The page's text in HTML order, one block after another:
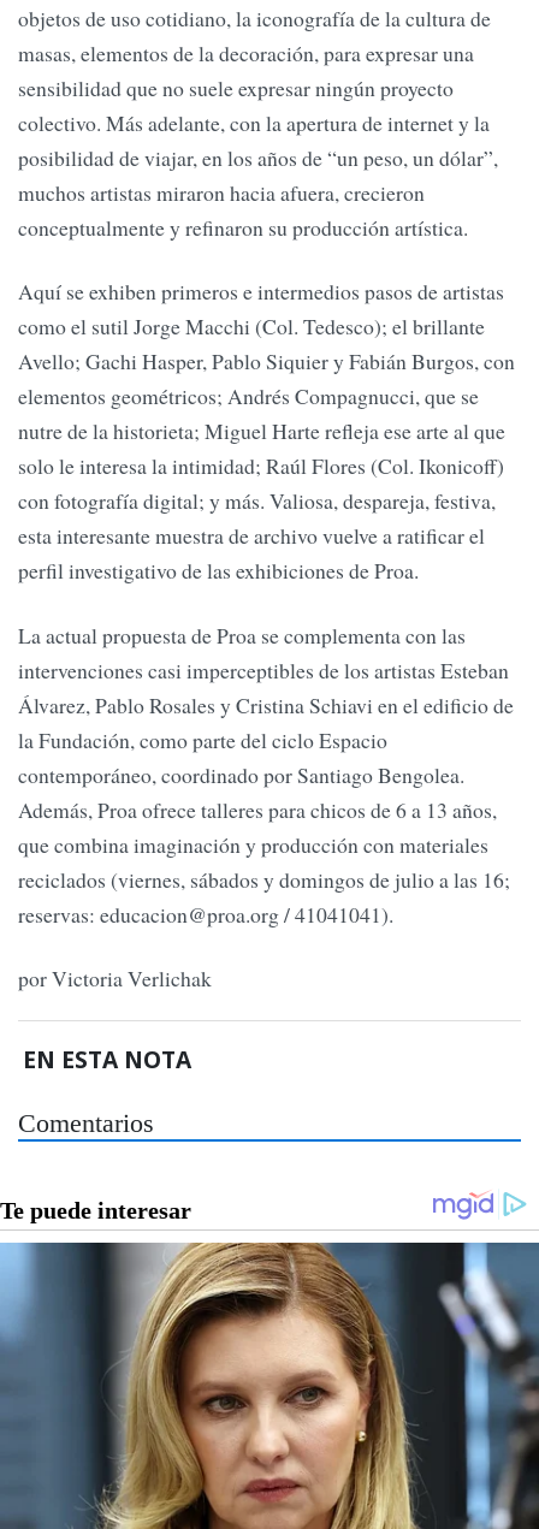
objetos de uso cotidiano, la iconografía de la cultura de
masas, elementos de la decoración, para expresar una
sensibilidad que no suele expresar ningún proyecto
colectivo. Más adelante, con la apertura de internet y la
posibilidad de viajar, en los años de “un peso, un dólar”,
muchos artistas miraron hacia afuera, crecieron
conceptualmente y refinaron su producción artística.
Aquí se exhiben primeros e intermedios pasos de artistas
como el sutil Jorge Macchi (Col. Tedesco); el brillante
Avello; Gachi Hasper, Pablo Siquier y Fabián Burgos, con
elementos geométricos; Andrés Compagnucci, que se
nutre de la historieta; Miguel Harte refleja ese arte al que
solo le interesa la intimidad; Raúl Flores (Col. Ikonicoff)
con fotografía digital; y más. Valiosa, despareja, festiva,
esta interesante muestra de archivo vuelve a ratificar el
perfil investigativo de las exhibiciones de Proa.
La actual propuesta de Proa se complementa con las
intervenciones casi imperceptibles de los artistas Esteban
Álvarez, Pablo Rosales y Cristina Schiavi en el edificio de
la Fundación, como parte del ciclo Espacio
contemporáneo, coordinado por Santiago Bengolea.
Además, Proa ofrece talleres para chicos de 6 a 13 años,
que combina imaginación y producción con materiales
reciclados (viernes, sábados y domingos de julio a las 16;
reservas: educacion@proa.org/ 41041041).
por Victoria Verlichak
EN ESTA NOTA
Comentarios